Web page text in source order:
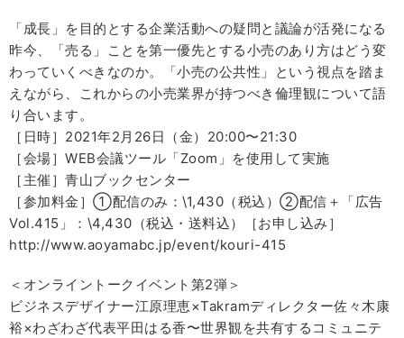
「成⻑」を目的とする企業活動への疑問と議論が活発になる
昨今、「売る」ことを第一優先とする小売のあり方はどう変
わっていくべきなのか。「小売の公共性」という視点を踏ま
えながら、これからの小売業界が持つべき倫理観について語
り合います。
［日時］2021年2月26日（金）20:00〜21:30
［会場］WEB会議ツール「Zoom」を使用して実施
［主催］青山ブックセンター
［参加料金］①配信のみ：\1,430（税込）②配信＋「広告
Vol.415」：\4,430（税込・送料込）［お申し込み］
http://www.aoyamabc.jp/event/kouri-415
＜オンライントークイベント第2弾＞
ビジネスデザイナー江原理恵×Takramディレクター佐々木康
裕×わざわざ代表平田はる香〜世界観を共有するコミュニテ